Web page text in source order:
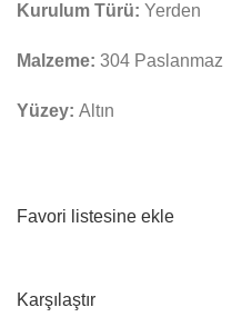
Kurulum Türü: Yerden
Malzeme: 304 Paslanmaz
Yüzey: Altın
Favori listesine ekle
Karşılaştır